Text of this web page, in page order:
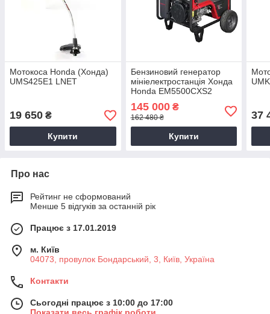
Мотокоса Honda (Хонда)
UMS425E1 LNET
19 650 ₴
Купити
Бензиновий генератор
мініелектростанція Хонда
Honda EM5500CXS2
145 000₴
162 480 ₴
Купити
37
Про нас
Рейтинг не сформований
Менше 5 відгуків за останній рік
Працює з 17.01.2019
м. Київ
04073, провулок Бондарський, 3, Київ, Україна
Контакти
Сьогодні працює з 10:00 до 17:00